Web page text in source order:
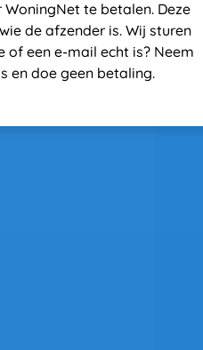
te betalen. Deze
de afzender is. Wij sturen
een e-mail echt is? Neem
en doe geen betaling.